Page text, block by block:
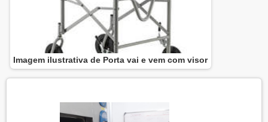
Imagem ilustrativa de Porta vai e vem com visor